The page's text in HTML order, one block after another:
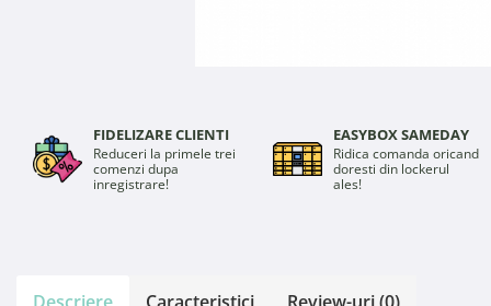
FIDELIZARE CLIENTI
Reduceri la primele trei
comenzi dupa
inregistrare!
EASYBOX SAMEDAY
Ridica comanda oricand
doresti din lockerul
ales!